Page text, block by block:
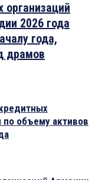
организаций
2026 года
года,
драмов
по объему активов